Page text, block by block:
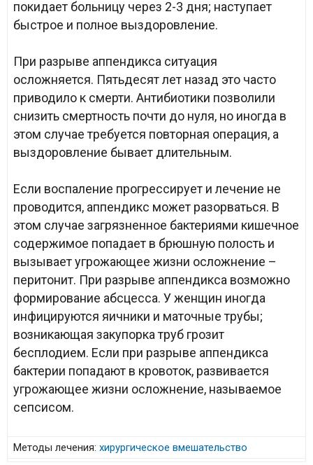
покидает больницу через 2-3 дня; наступает
быстрое и полное выздоровление.
При разрыве аппендикса ситуация
осложняется. Пятьдесят лет назад это часто
приводило к смерти. Антибиотики позволили
снизить смертность почти до нуля, но иногда в
этом случае требуется повторная операция, а
выздоровление бывает длительным.
Если воспаление прогрессирует и лечение не
проводится, аппендикс может разорваться. В
этом случае загрязненное бактериями кишечное
содержимое попадает в брюшную полость и
вызывает угрожающее жизни осложнение –
перитонит. При разрыве аппендикса возможно
формирование абсцесса. У женщин иногда
инфицируются яичники и маточные трубы;
возникающая закупорка труб грозит
бесплодием. Если при разрыве аппендикса
бактерии попадают в кровоток, развивается
угрожающее жизни осложнение, называемое
сепсисом.
Методы лечения: хирургическое вмешательство